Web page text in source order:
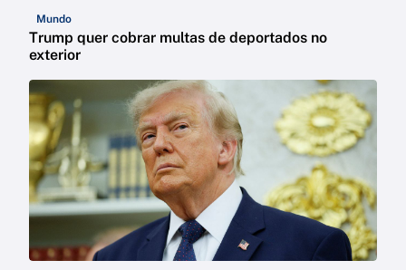
Mundo
Trump quer cobrar multas de deportados no
exterior